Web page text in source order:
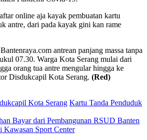
online aja kayak pembuatan kartu
antre, dari pada kayak gini kan rame
antrean panjang massa tanpa
07.30. Warga Kota Serang mulai dari
orang tua antre mengular hingga ke
Disdukcapil Kota Serang. (Red)
Kota Serang Kartu Tanda Penduduk
Bayar dari Pembangunan RSUD Banten
Kawasan Sport Center